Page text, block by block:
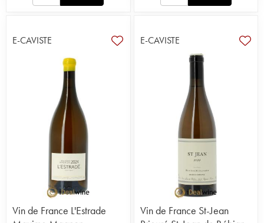
E-CAVISTE
Vin de France L'Estrade
E-CAVISTE
Vin de France St-Jean